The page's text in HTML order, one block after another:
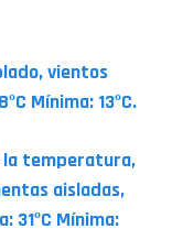
vientos
Mínima: 13ºC.
la temperatura,
aisladas,
31ºC Mínima: